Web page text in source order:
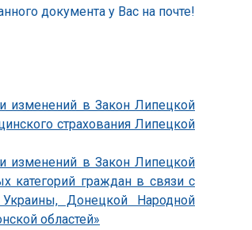
изменений в Закон Липецкой
страхования Липецкой
изменений в Закон Липецкой
категорий граждан в связи с
Донецкой Народной
областей»